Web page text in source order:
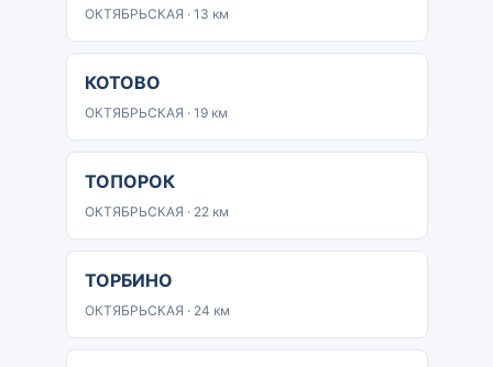
ОКТЯБРЬСКАЯ · 13 км
КОТОВО
ОКТЯБРЬСКАЯ · 19 км
ТОПОРОК
ОКТЯБРЬСКАЯ · 22 км
ТОРБИНО
ОКТЯБРЬСКАЯ · 24 км